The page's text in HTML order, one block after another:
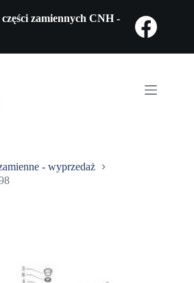
zamiennych CNH -
- wyprzedaż